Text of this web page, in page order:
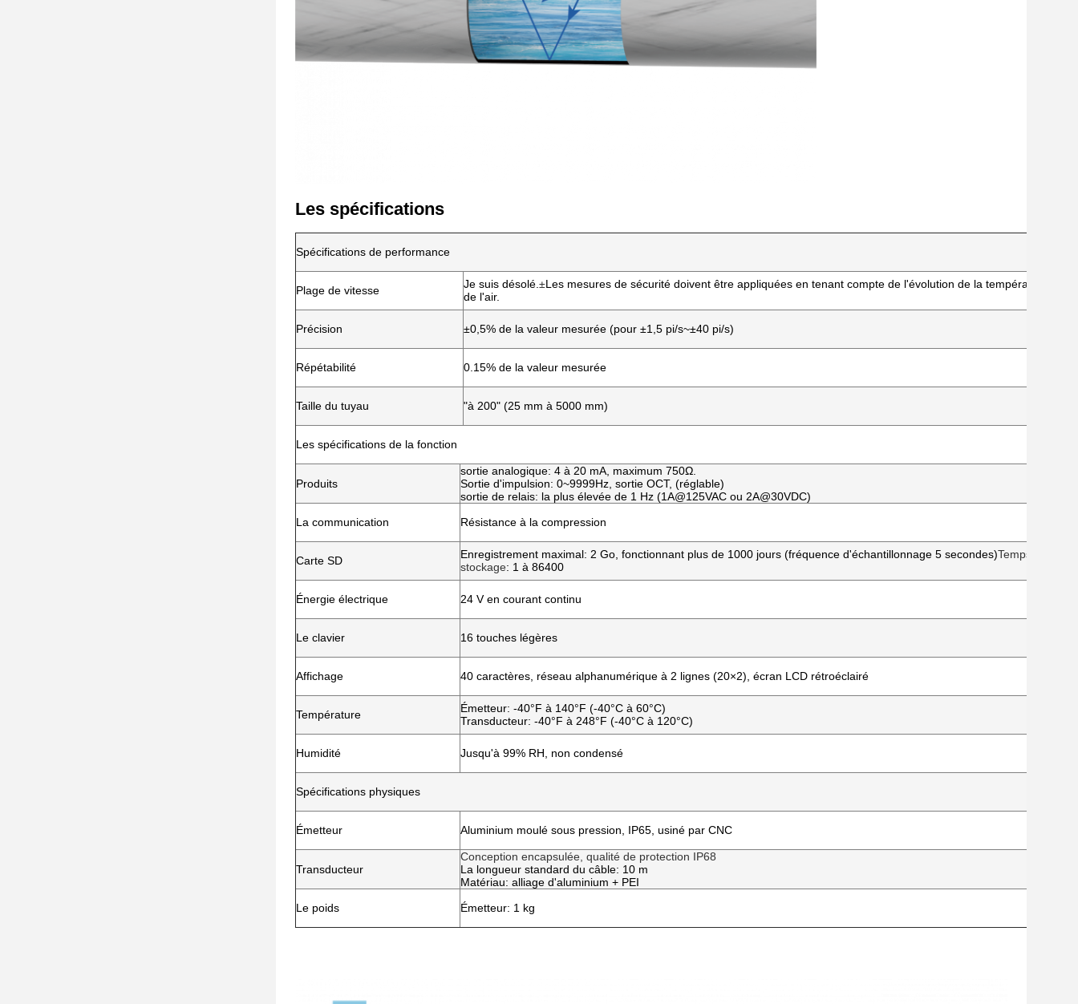
Les spécifications
Spécifications de performance
Plage de vitesse Je suis désolé. ±Les mesures de sécurité doivent être appliquées en tenant compte de l'évolution de la température
de l'air.
Précision ±0,5% de la valeur mesurée (pour ±1,5 pi/s~±40 pi/s)
Répétabilité 0.15% de la valeur mesurée
Taille du tuyau "à 200" (25 mm à 5000 mm)
Les spécifications de la fonction
Produits
sortie analogique: 4 à 20 mA, maximum 750Ω.
Sortie d'impulsion: 0~9999Hz, sortie OCT, (réglable)
sortie de relais: la plus élevée de 1 Hz (1A@125VAC ou 2A@30VDC)
La communication
Résistance à la compression
Carte SD Enregistrement maximal: 2 Go, fonctionnant plus de 1000 jours (fréquence d'échantillonnage 5 secondes)Temps de
stockage: 1 à 86400
Énergie électrique 24 V en courant continu
Le clavier 16 touches légères
Affichage 40 caractères, réseau alphanumérique à 2 lignes (20×2), écran LCD rétroéclairé
Température
Émetteur: -40°F à 140°F (-40°C à 60°C)
Transducteur: -40°F à 248°F (-40°C à 120°C)
Humidité Jusqu'à 99% RH, non condensé
Spécifications physiques
Émetteur Aluminium moulé sous pression, IP65, usiné par CNC
Transducteur
Conception encapsulée, qualité de protection IP68
La longueur standard du câble: 10 m
Matériau: alliage d'aluminium + PEI
Le poids
Émetteur: 1 kg